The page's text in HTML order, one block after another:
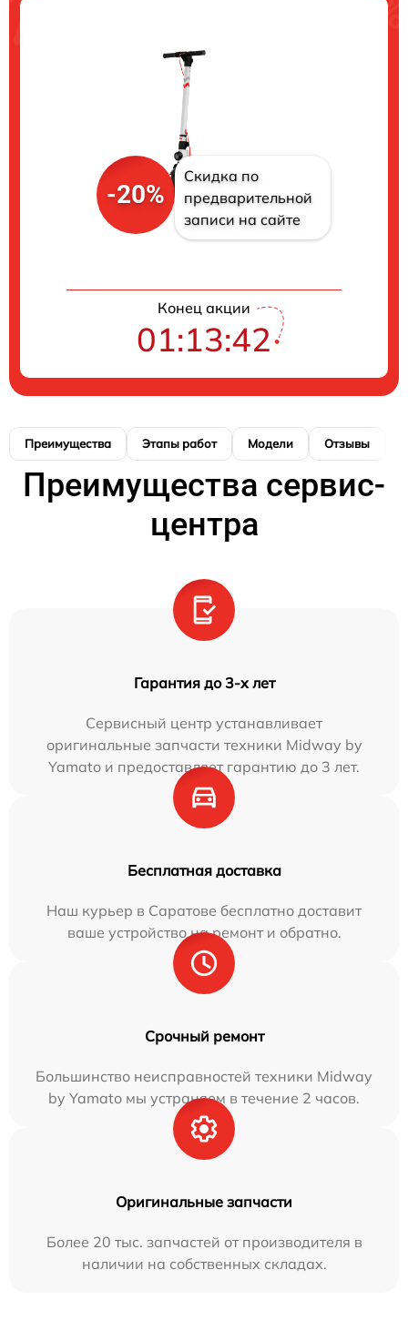
-20%
Скидка по
предварительной
записи на сайте
Конец акции
01:13:41
Преимущества Этапы работ Модели Отзывы
Преимущества сервис-
центра
Гарантия до 3-х лет
Сервисный центр устанавливает
оригинальные запчасти техники Midway by
Yamato и предоставляет гарантию до 3 лет.
Бесплатная доставка
Наш курьер в Саратове бесплатно доставит
ваше устройство на ремонт и обратно.
Срочный ремонт
Большинство неисправностей техники Midway
by Yamato мы устраняем в течение 2 часов.
Оригинальные запчасти
Более 20 тыс. запчастей от производителя в
наличии на собственных складах.